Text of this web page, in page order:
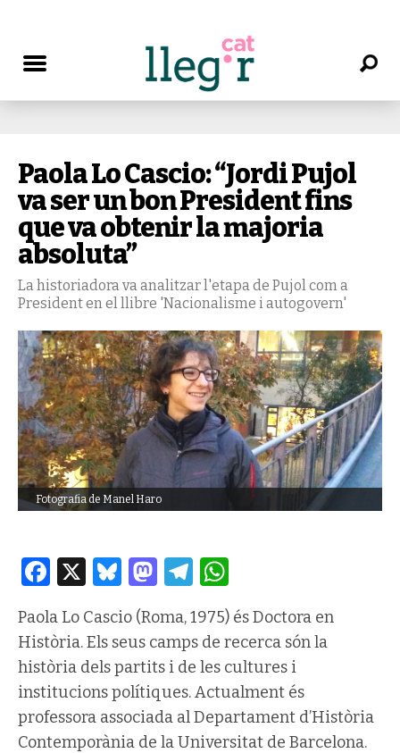
Paola Lo Cascio: “Jordi Pujol
va ser un bon President fins
que va obtenir la majoria
absoluta”
La historiadora va analitzar l'etapa de Pujol com a
President en el llibre 'Nacionalisme i autogovern'
Fotografia de Manel Haro
Facebook
X Bluesky
Mastodon
Telegram
Paola Lo Cascio (Roma, 1975) és Doctora en
Història. Els seus camps de recerca són la
història dels partits i de les cultures i
institucions polítiques. Actualment és
professora associada al Departament d’Història
Contemporània de la Universitat de Barcelona.